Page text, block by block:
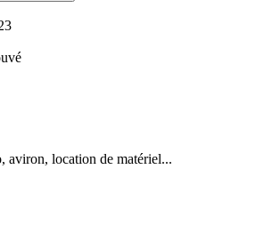
aviron, location de matériel...